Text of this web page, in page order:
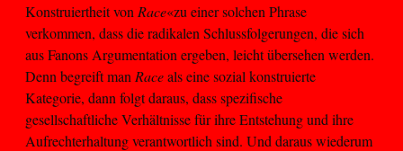
Konstruiertheit von Race«zu einer solchen Phrase
verkommen, dass die radikalen Schlussfolgerungen, die sich
aus Fanons Argumentation ergeben, leicht übersehen werden.
Denn begreift man Raceals eine sozial konstruierte
Kategorie, dann folgt daraus, dass spezifische
gesellschaftliche Verhältnisse für ihre Entstehung und ihre
Aufrechterhaltung verantwortlich sind. Und daraus wiederum